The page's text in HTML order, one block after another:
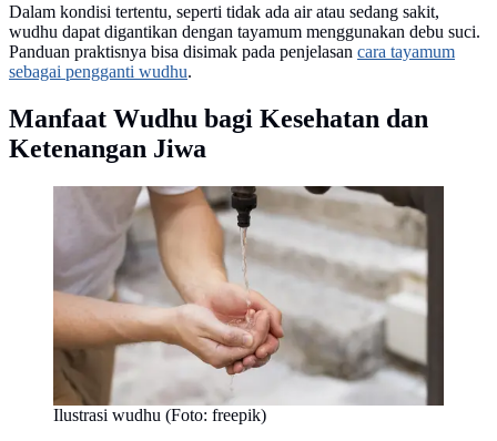
Dalam kondisi tertentu, seperti tidak ada air atau sedang sakit,
wudhu dapat digantikan dengan tayamum menggunakan debu suci.
Panduan praktisnya bisa disimak pada penjelasan cara tayamum
sebagai pengganti wudhu.
Manfaat Wudhu bagi Kesehatan dan
Ketenangan Jiwa
Ilustrasi wudhu (Foto: freepik)